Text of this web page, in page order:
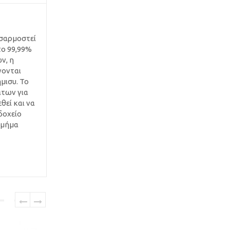
99,99%
η
Το
για
και να